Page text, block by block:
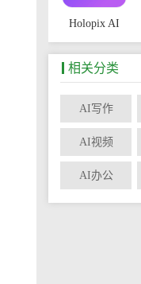
Holopix AI
堆友AI
相关分类
AI写作
AI视频
AI办公